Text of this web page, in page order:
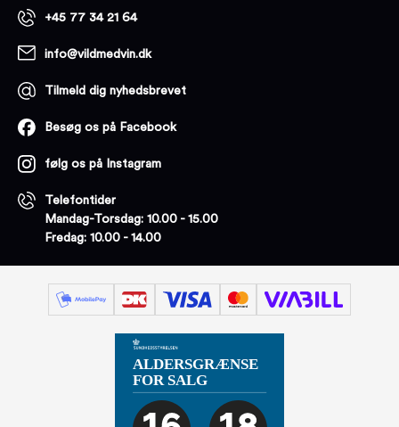
+45 77 34 21 64
info@vildmedvin.dk
Tilmeld dig nyhedsbrevet
Besøg os på Facebook
følg os på Instagram
Telefontider
Mandag-Torsdag: 10.00 - 15.00
Fredag: 10.00 - 14.00